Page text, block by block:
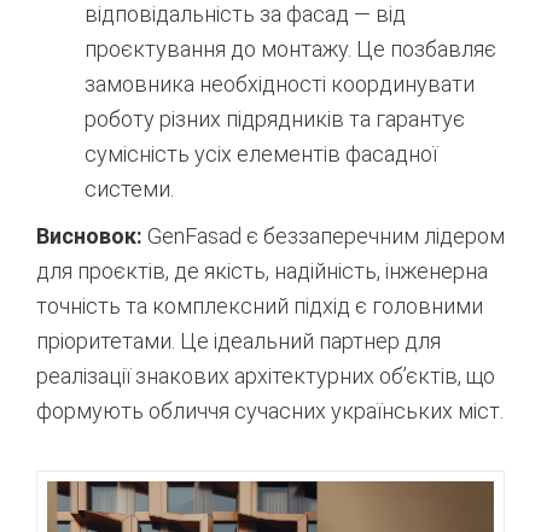
відповідальність за фасад — від
проєктування до монтажу. Це позбавляє
замовника необхідності координувати
роботу різних підрядників та гарантує
сумісність усіх елементів фасадної
системи.
Висновок: GenFasad є беззаперечним лідером
для проєктів, де якість, надійність, інженерна
точність та комплексний підхід є головними
пріоритетами. Це ідеальний партнер для
реалізації знакових архітектурних об’єктів, що
формують обличчя сучасних українських міст.